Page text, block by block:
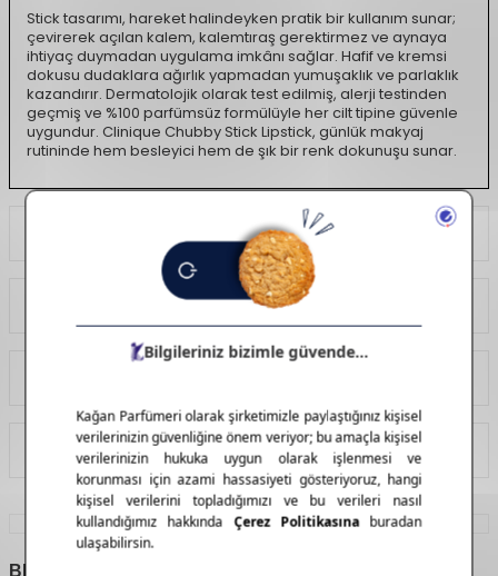
Stick tasarımı, hareket halindeyken pratik bir kullanım sunar;
çevirerek açılan kalem, kalemtıraş gerektirmez ve aynaya
ihtiyaç duymadan uygulama imkânı sağlar. Hafif ve kremsi
dokusu dudaklara ağırlık yapmadan yumuşaklık ve parlaklık
kazandırır. Dermatolojik olarak test edilmiş, alerji testinden
geçmiş ve %100 parfümsüz formülüyle her cilt tipine güvenle
uygundur. Clinique Chubby Stick Lipstick, günlük makyaj
rutininde hem besleyici hem de şık bir renk dokunuşu sunar.
İade Koşulları
BENZER